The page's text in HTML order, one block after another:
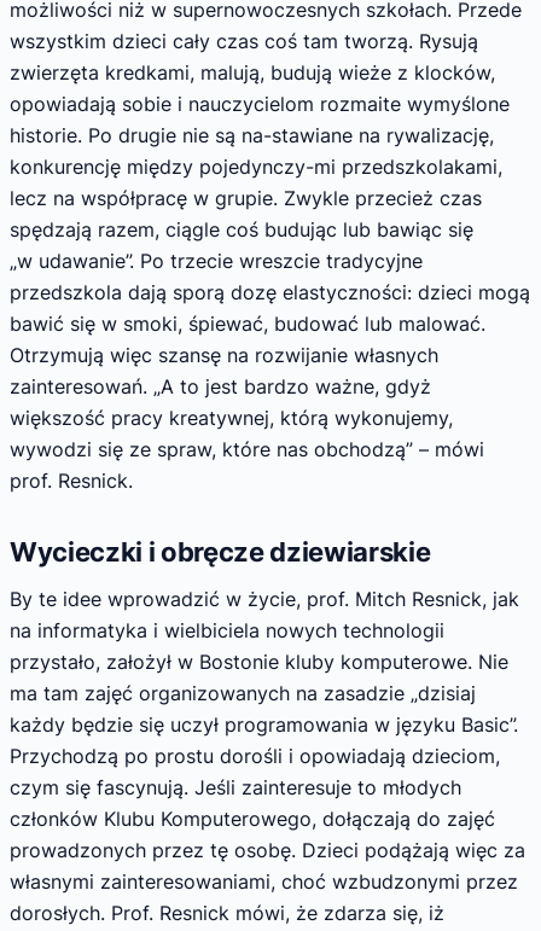
możliwości niż w supernowoczesnych szkołach. Przede
wszystkim dzieci cały czas coś tam tworzą. Rysują
zwierzęta kredkami, malują, budują wieże z klocków,
opowiadają sobie i nauczycielom rozmaite wymyślone
historie. Po drugie nie są na-stawiane na rywalizację,
konkurencję między pojedynczy-mi przedszkolakami,
lecz na współpracę w grupie. Zwykle przecież czas
spędzają razem, ciągle coś budując lub bawiąc się
„w udawanie”. Po trzecie wreszcie tradycyjne
przedszkola dają sporą dozę elastyczności: dzieci mogą
bawić się w smoki, śpiewać, budować lub malować.
Otrzymują więc szansę na rozwijanie własnych
zainteresowań. „A to jest bardzo ważne, gdyż
większość pracy kreatywnej, którą wykonujemy,
wywodzi się ze spraw, które nas obchodzą” – mówi
prof. Resnick.
Wycieczki i obręcze dziewiarskie
By te idee wprowadzić w życie, prof. Mitch Resnick, jak
na informatyka i wielbiciela nowych technologii
przystało, założył w Bostonie kluby komputerowe. Nie
ma tam zajęć organizowanych na zasadzie „dzisiaj
każdy będzie się uczył programowania w języku Basic”.
Przychodzą po prostu dorośli i opowiadają dzieciom,
czym się fascynują. Jeśli zainteresuje to młodych
członków Klubu Komputerowego, dołączają do zajęć
prowadzonych przez tę osobę. Dzieci podążają więc za
własnymi zainteresowaniami, choć wzbudzonymi przez
dorosłych. Prof. Resnick mówi, że zdarza się, iż